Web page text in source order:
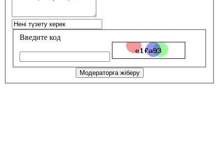
Введите код
Модераторға жіберу